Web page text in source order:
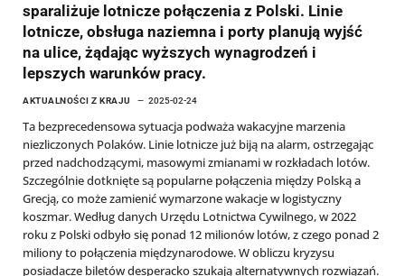
sparaliżuje lotnicze połączenia z Polski. Linie
lotnicze, obsługa naziemna i porty planują wyjść
na ulice, żądając wyższych wynagrodzeń i
lepszych warunków pracy.
AKTUALNOŚCI Z KRAJU 2025-02-24
Ta bezprecedensowa sytuacja podważa wakacyjne marzenia
niezliczonych Polaków. Linie lotnicze już biją na alarm, ostrzegając
przed nadchodzącymi, masowymi zmianami w rozkładach lotów.
Szczególnie dotknięte są popularne połączenia między Polską a
Grecją, co może zamienić wymarzone wakacje w logistyczny
koszmar. Według danych Urzędu Lotnictwa Cywilnego, w 2022
roku z Polski odbyło się ponad 12 milionów lotów, z czego ponad 2
miliony to połączenia międzynarodowe. W obliczu kryzysu
posiadacze biletów desperacko szukają alternatywnych rozwiązań.